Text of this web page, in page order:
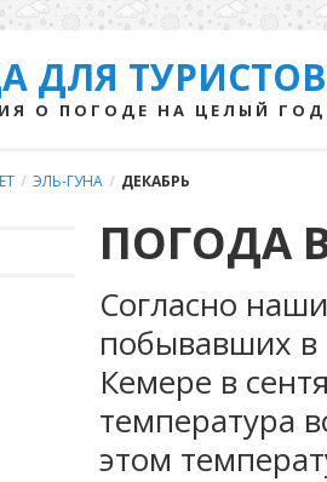
ДЛЯ ТУРИСТОВ
О ПОГОДЕ НА ЦЕЛЫЙ ГОД
/ ЭЛЬ-ГУНА / ДЕКАБРЬ
ПОГОДА
Согласно
побывавших в
Кемере в
температура
этом